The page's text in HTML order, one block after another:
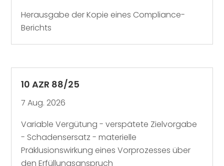
Herausgabe der Kopie eines Compliance-
Berichts
10 AZR 88/25
7 Aug. 2026
Variable Vergütung - verspätete Zielvorgabe
- Schadensersatz - materielle
Präklusionswirkung eines Vorprozesses über
den Erfüllungsanspruch